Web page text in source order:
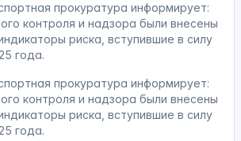
прокуратура информирует:
контроля и надзора были внесены
риска, вступившие в силу
года.
прокуратура информирует:
контроля и надзора были внесены
риска, вступившие в силу
года.